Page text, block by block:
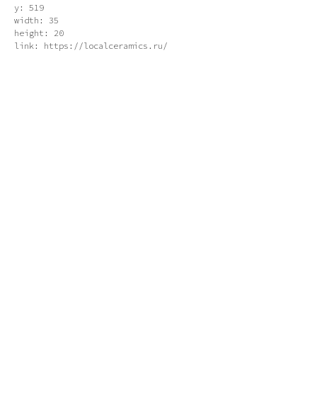
y: 519
width: 35
height: 20
link: https://localceramics.ru/